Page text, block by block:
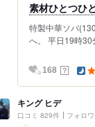
素材ひとつひ
特製中華ソバ
へ。 平日19時30
168 ？
キング ヒデ
口コミ 829件 フォロ